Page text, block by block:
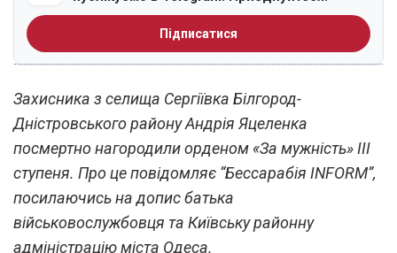
Підписатися
Захисника з селища Сергіївка Білгород-
Дністровського району Андрія Яцеленка
посмертно нагородили орденом «За мужність» ІІІ
ступеня. Про це повідомляє “Бессарабія INFORM”,
посилаючись на допис батька
військовослужбовця та Київську районну
адміністрацію міста Одеса.